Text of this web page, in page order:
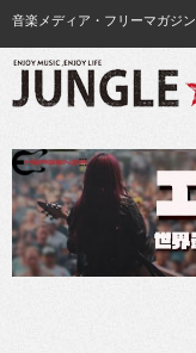
音楽メディア・フリーマガジン